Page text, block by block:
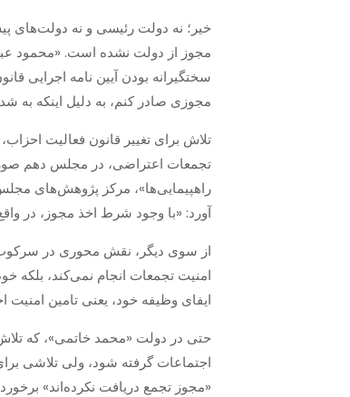
خیر؛ نه دولت رئیسی و نه دولت‌های
سختگیرانه بودن آیین نامه اجرایی
مجوزی صادر کنم، به دلیل اینکه به
تلاش برای تغییر قانون فعالیت
تجمعات اعتراضی، در مجلس دهم
راهپیمایی‌ها»، مرکز پژوهش‌های
آورد: «با وجود شرط اخذ مجوز، در
از سوی دیگر، نقش محوری در سرکوب
امنیت تجمعات انجام نمی‌کند، بلکه
ایفای وظیفه خود، یعنی تامین
حتی در دولت «محمد خاتمی»، که
اجتماعات گرفته شود، ولی تلاشی
«مجوز تجمع دریافت نکرده‌اند»